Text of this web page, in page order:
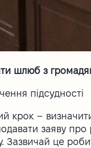
шлюб з
підсудності
крок –
заяву про
Зазвичай це